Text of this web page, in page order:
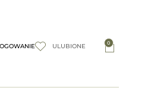
ULUBIONE 0